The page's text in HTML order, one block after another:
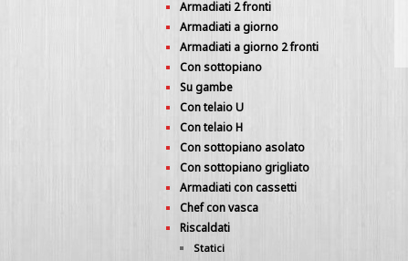
Armadiati 2 fronti
Armadiati a giorno
Armadiati a giorno 2 fronti
Con sottopiano
Su gambe
Con telaio U
Con telaio H
Con sottopiano asolato
Con sottopiano grigliato
Armadiati con cassetti
Chef con vasca
Riscaldati
Statici